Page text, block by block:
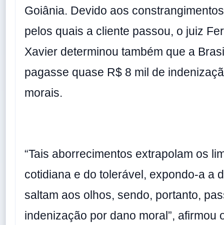
Goiânia. Devido aos
pelos quais a cliente passou, o juiz
Xavier determinou também que a
pagasse quase R$ 8 mil de
morais.
“Tais aborrecimentos extrapolam os
cotidiana e do tolerável, expondo-a a
saltam aos olhos, sendo, portanto,
indenização por dano moral”, afirmou